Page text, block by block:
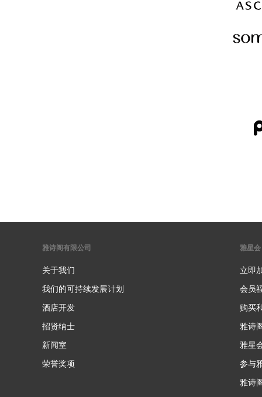
雅诗阁有限公司
关于我们
我们的可持续发展计划
酒店开发
招贤纳士
新闻室
荣誉奖项
雅星会
立即
会员
购买
雅诗
雅星
参与
雅诗